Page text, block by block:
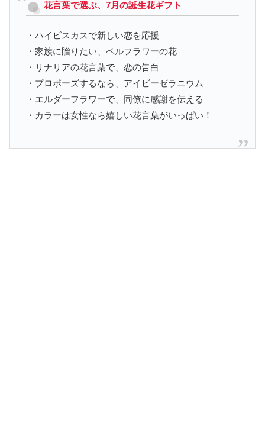
花言葉で選ぶ、7月の誕生花ギフト
・ハイビスカスで新しい恋を応援
・家族に贈りたい、ベルフラワーの花
・リナリアの花言葉で、恋の告白
・プロポーズするなら、アイビーゼラニウム
・エルダーフラワーで、同僚に感謝を伝える
・カラーは女性なら嬉しい花言葉がいっぱい！